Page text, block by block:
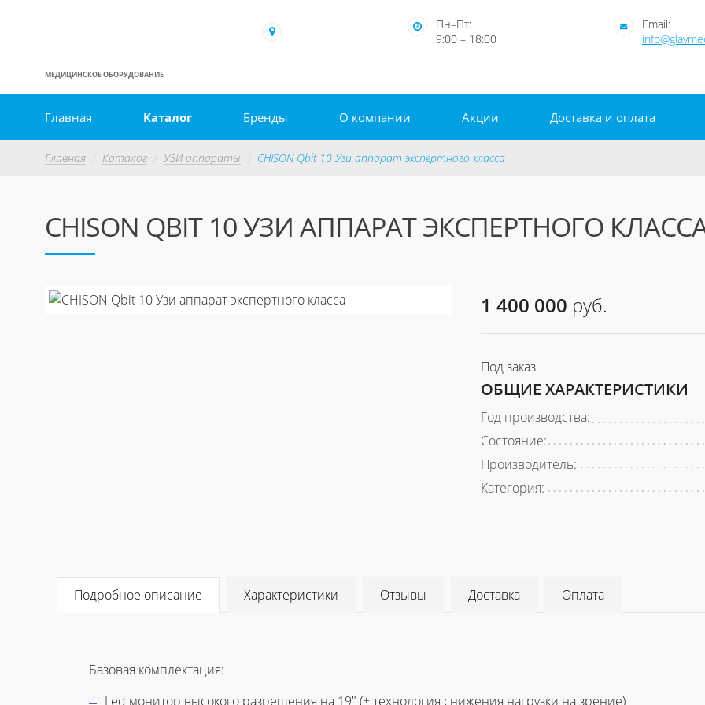
МЕДИЦИНСКОЕ ОБОРУДОВАНИЕ
Пн–Пт:
9:00 – 18:00
Email:
Главная Каталог Бренды О компании Акции Доставка и оплата
Главная Каталог УЗИ аппараты CHISON Qbit 10 Узи аппарат экспертного класса
CHISON QBIT 10 УЗИ АППАРАТ ЭКСПЕРТНОГО
1 400 000 руб.
Под заказ
ОБЩИЕ ХАРАКТЕРИСТИКИ
Год производства:
Состояние:
Производитель:
Категория:
Подробное описание Характеристики Отзывы Доставка Оплата
Базовая комплектация:
Led монитор высокого разрешения на 19" (+ технология снижения нагрузки на зрение)